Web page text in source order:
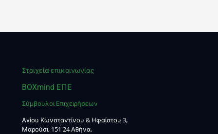
Στοιχεία επικοινωνίας
BOXmind ΕΠΕ
Σύμβουλοι Επιχειρήσεων
Αγίου Κωνσταντίνου & Ηφαίστου 3,
Μαρούσι, 151 24 Αθήνα,